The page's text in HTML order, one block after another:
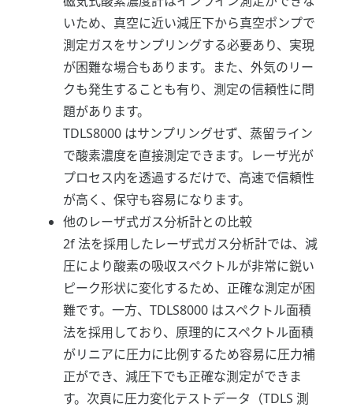
いため、真空に近い減圧下から真空ポンプで
測定ガスをサンプリングする必要あり、実現
が困難な場合もあります。また、外気のリー
クも発生することも有り、測定の信頼性に問
題があります。
TDLS8000 はサンプリングせず、蒸留ライン
で酸素濃度を直接測定できます。レーザ光が
プロセス内を透過するだけで、高速で信頼性
が高く、保守も容易になります。
他のレーザ式ガス分析計との比較
2f 法を採用したレーザ式ガス分析計では、減
圧により酸素の吸収スペクトルが非常に鋭い
ピーク形状に変化するため、正確な測定が困
難です。一方、TDLS8000 はスペクトル面積
法を採用しており、原理的にスペクトル面積
がリニアに圧力に比例するため容易に圧力補
正ができ、減圧下でも正確な測定ができま
す。次頁に圧力変化テストデータ（TDLS 測